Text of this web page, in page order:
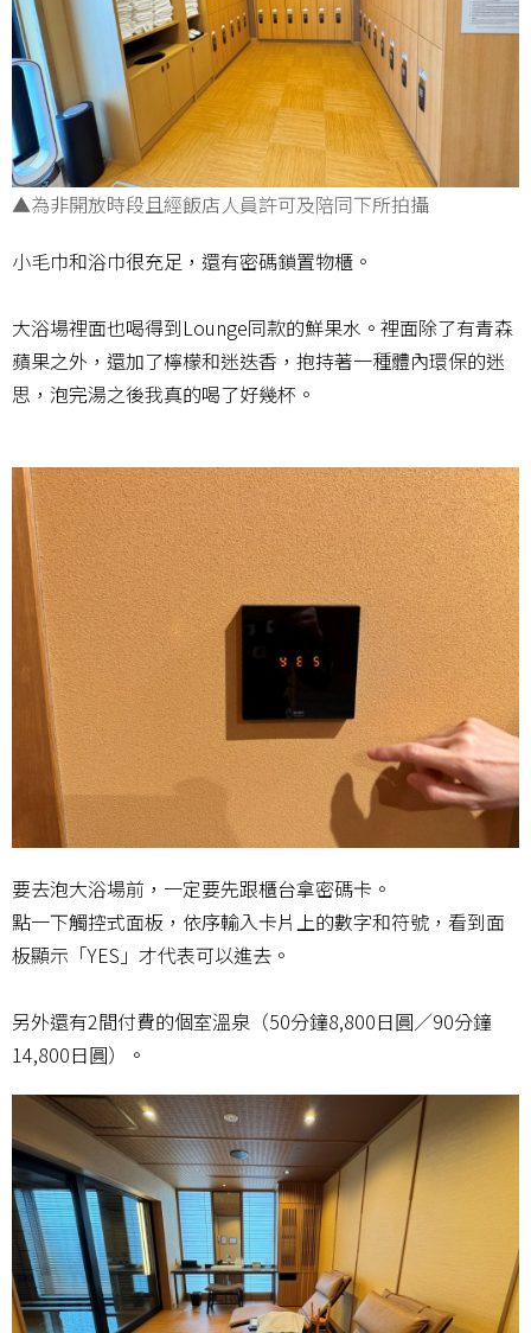
▲為非開放時段且經飯店人員許可及陪同下所拍攝
小毛巾和浴巾很充足，還有密碼鎖置物櫃。
大浴場裡面也喝得到Lounge同款的鮮果水。裡面除了有青森
蘋果之外，還加了檸檬和迷迭香，抱持著一種體內環保的迷
思，泡完湯之後我真的喝了好幾杯。
要去泡大浴場前，一定要先跟櫃台拿密碼卡。
點一下觸控式面板，依序輸入卡片上的數字和符號，看到面
板顯示「YES」才代表可以進去。
另外還有2間付費的個室溫泉（50分鐘8,800日圓／90分鐘
14,800日圓）。